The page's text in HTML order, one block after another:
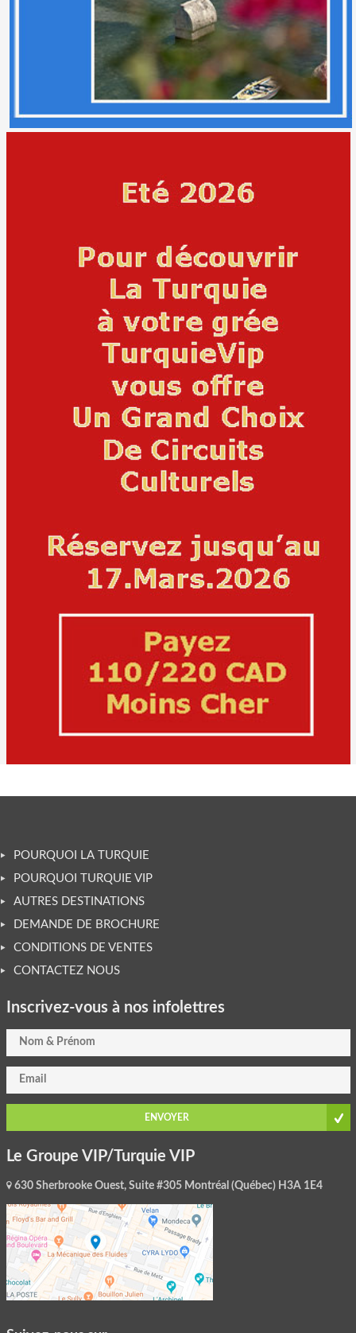
POURQUOI LA TURQUIE
POURQUOI TURQUIE VIP
AUTRES DESTINATIONS
DEMANDE DE BROCHURE
CONDITIONS DE VENTES
CONTACTEZ NOUS
Inscrivez-vous à nos infolettres
ENVOYER
Le Groupe VIP/Turquie VIP
630 Sherbrooke Ouest, Suite #305 Montréal (Québec) H3A 1E4